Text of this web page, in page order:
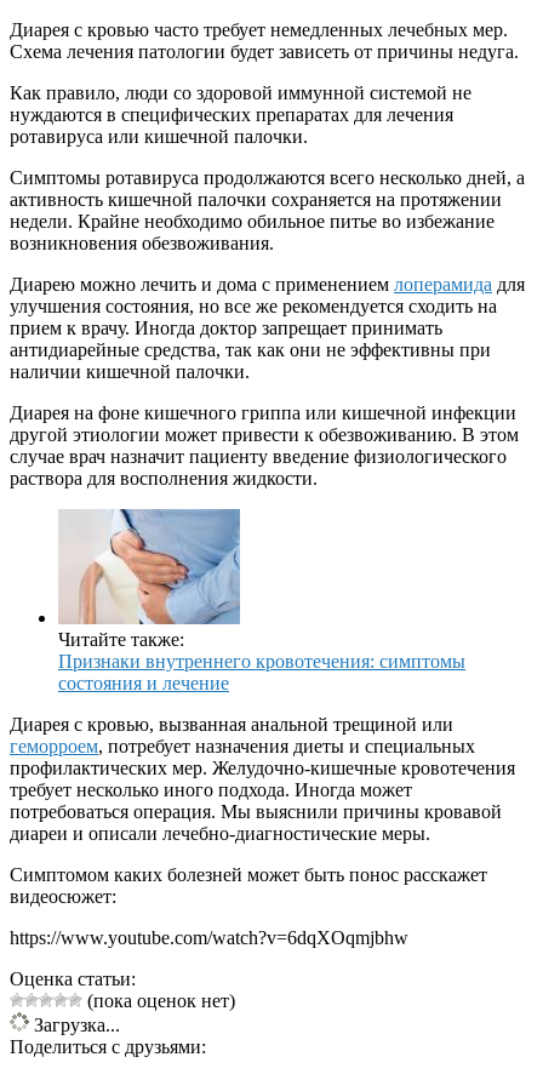
Диарея с кровью часто требует немедленных лечебных мер.
Схема лечения патологии будет зависеть от причины недуга.
Как правило, люди со здоровой иммунной системой не
нуждаются в специфических препаратах для лечения
ротавируса или кишечной палочки.
Симптомы ротавируса продолжаются всего несколько дней, а
активность кишечной палочки сохраняется на протяжении
недели. Крайне необходимо обильное питье во избежание
возникновения обезвоживания.
Диарею можно лечить и дома с применением лоперамида для
улучшения состояния, но все же рекомендуется сходить на
прием к врачу. Иногда доктор запрещает принимать
антидиарейные средства, так как они не эффективны при
наличии кишечной палочки.
Диарея на фоне кишечного гриппа или кишечной инфекции
другой этиологии может привести к обезвоживанию. В этом
случае врач назначит пациенту введение физиологического
раствора для восполнения жидкости.
Читайте также:
Признаки внутреннего кровотечения: симптомы
состояния и лечение
Диарея с кровью, вызванная анальной трещиной или
геморроем, потребует назначения диеты и специальных
профилактических мер. Желудочно-кишечные кровотечения
требует несколько иного подхода. Иногда может
потребоваться операция. Мы выяснили причины кровавой
диареи и описали лечебно-диагностические меры.
Симптомом каких болезней может быть понос расскажет
видеосюжет:
https://www.youtube.com/watch?v=6dqXOqmjbhw
Оценка статьи:
(пока оценок нет)
Загрузка...
Поделиться с друзьями: